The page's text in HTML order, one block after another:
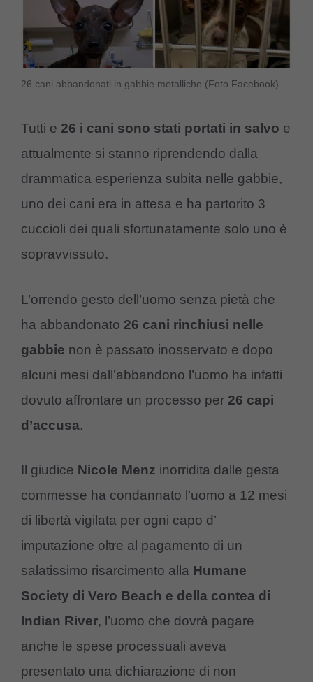
26 cani abbandonati in gabbie metalliche (Foto Facebook)
Tutti e 26 i cani sono stati portati in salvo e
attualmente si stanno riprendendo dalla
drammatica esperienza subita nelle gabbie,
uno dei cani era in attesa e ha partorito 3
cuccioli dei quali sfortunatamente solo uno è
sopravvissuto.
L’orrendo gesto dell’uomo senza pietà che
ha abbandonato 26 cani rinchiusi nelle
gabbie non è passato inosservato e dopo
alcuni mesi dall’abbandono l’uomo ha infatti
dovuto affrontare un processo per 26 capi
d’accusa.
Il giudice Nicole Menz inorridita dalle gesta
commesse ha condannato l’uomo a 12 mesi
di libertà vigilata per ogni capo d’
imputazione oltre al pagamento di un
salatissimo risarcimento alla Humane
Society di Vero Beach e della contea di
Indian River, l’uomo che dovrà pagare
anche le spese processuali aveva
presentato una dichiarazione di non